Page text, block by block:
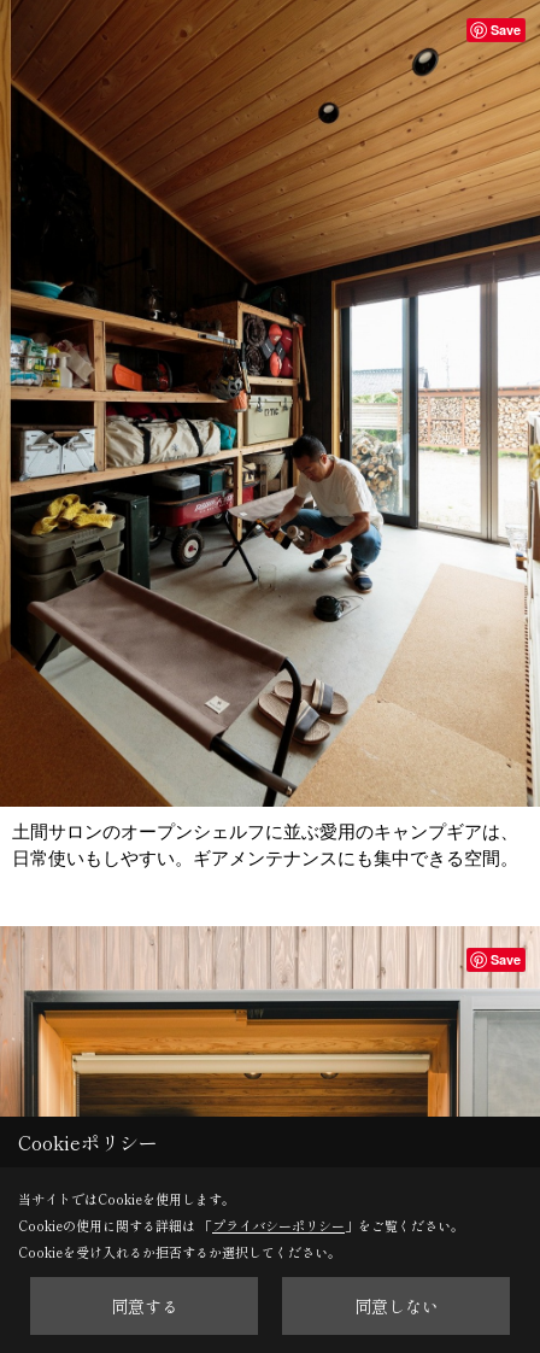
土間サロンのオープンシェルフに並ぶ愛用のキャンプギアは、
日常使いもしやすい。ギアメンテナンスにも集中できる空間。
Save
Save
Cookieポリシー
当サイトではCookieを使用します。
Cookieの使用に関する詳細は 「プライバシーポリシー 」をご覧ください。
Cookieを受け入れるか拒否するか選択してください。
同意する 同意しない